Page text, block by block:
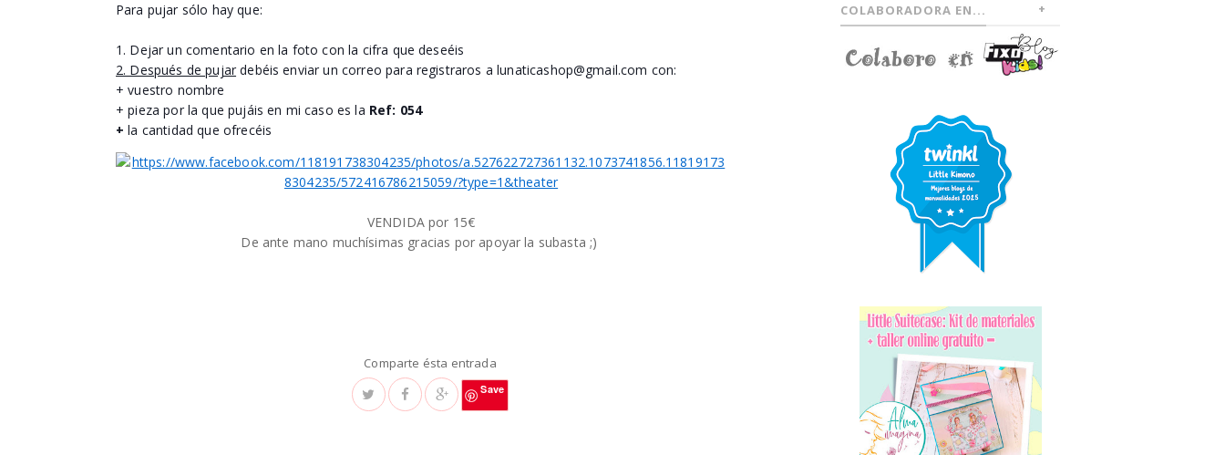
Para pujar sólo hay que:
1. Dejar un comentario en la foto con la cifra que deseéis
2. Después de pujar debéis enviar un correo para registraros a lunaticashop@gmail.com con:
+ vuestro nombre
+ pieza por la que pujáis en mi caso es la Ref: 054
+la cantidad que ofrecéis
VENDIDA por 15€
De ante mano muchísimas gracias por apoyar la subasta ;)
Comparte ésta entrada
Save
COLABORADORA EN...